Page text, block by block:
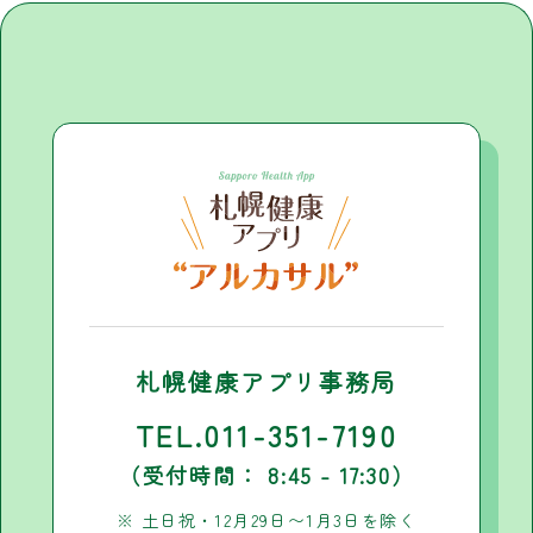
札幌健康アプリ事務局
TEL.011-351-7190
（受付時間： 8:45 - 17:30）
※ 土日祝・12月29日〜1月3日を除く